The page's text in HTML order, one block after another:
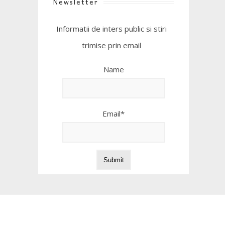
Informatii de inters public si stiri
trimise prin email
Name
Email*